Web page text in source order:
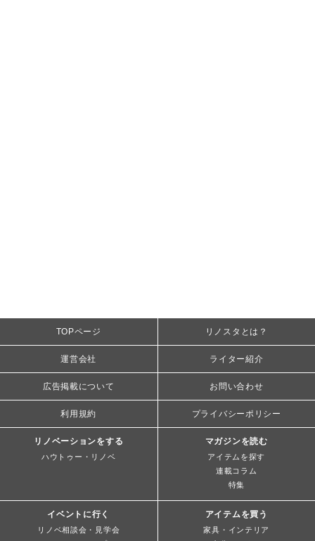
TOPページ リノスタとは？
運営会社 ライター紹介
広告掲載について お問い合わせ
利用規約 プライバシーポリシー
リノベーションをする
ハウトゥー・リノベ
マガジンを読む
アイテムを探す
連載コラム
特集
イベントに行く
リノベ相談会・見学会
アイテムを買う
家具・インテリア